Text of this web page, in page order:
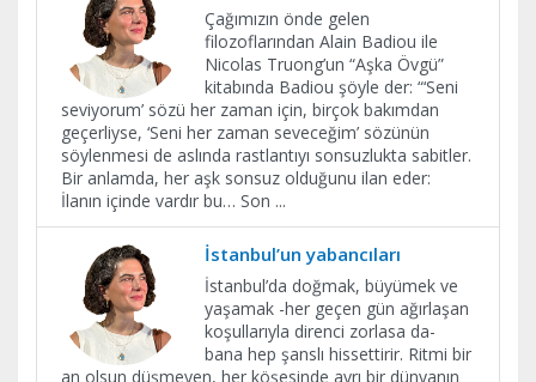
Çağımızın önde gelen
filozoflarından Alain Badiou ile
Nicolas Truong’un “Aşka Övgü”
kitabında Badiou şöyle der: “‘Seni
seviyorum’ sözü her zaman için, birçok bakımdan
geçerliyse, ‘Seni her zaman seveceğim’ sözünün
söylenmesi de aslında rastlantıyı sonsuzlukta sabitler.
Bir anlamda, her aşk sonsuz olduğunu ilan eder:
İlanın içinde vardır bu… Son ...
İstanbul’un yabancıları
İstanbul’da doğmak, büyümek ve
yaşamak -her geçen gün ağırlaşan
koşullarıyla direnci zorlasa da-
bana hep şanslı hissettirir. Ritmi bir
an olsun düşmeyen, her köşesinde ayrı bir dünyanın